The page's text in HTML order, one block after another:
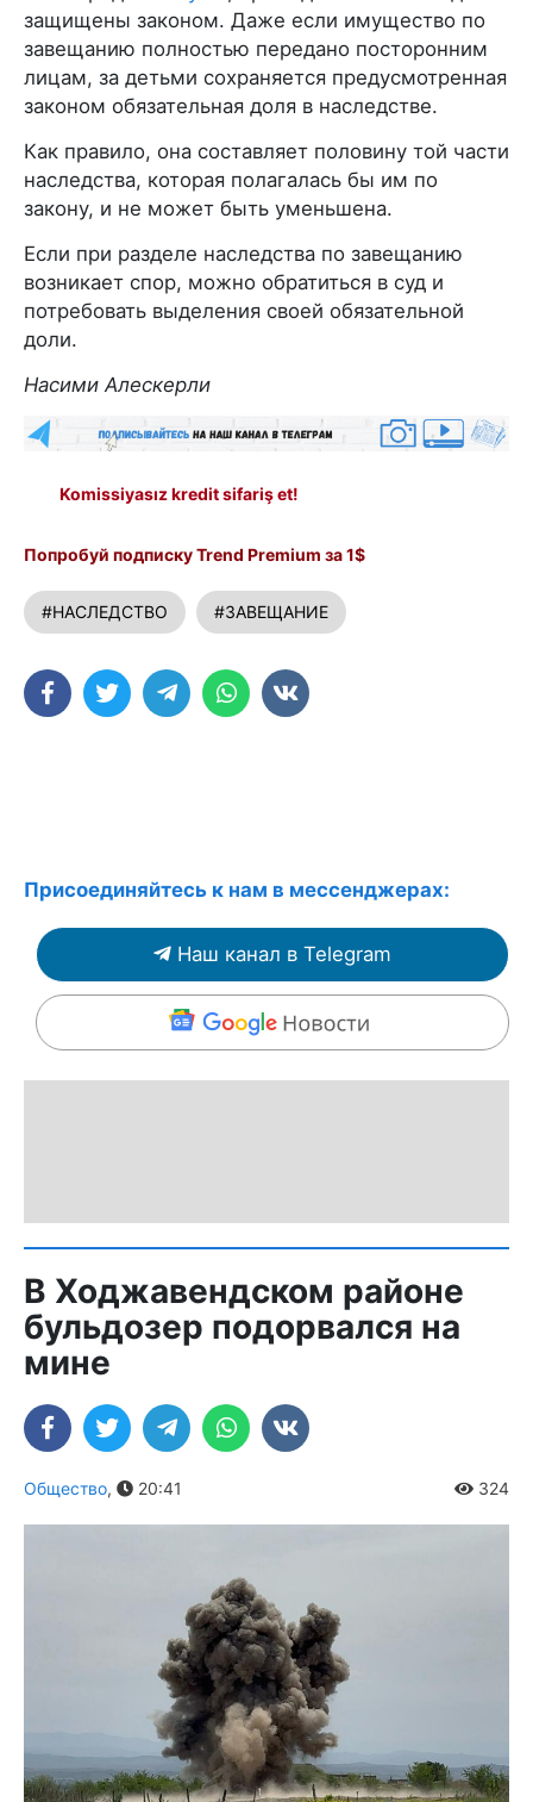
защищены законом. Даже если имущество по
завещанию полностью передано посторонним
лицам, за детьми сохраняется предусмотренная
законом обязательная доля в наследстве.
Как правило, она составляет половину той части
наследства, которая полагалась бы им по
закону, и не может быть уменьшена.
Если при разделе наследства по завещанию
возникает спор, можно обратиться в суд и
потребовать выделения своей обязательной
доли.
Насими Алескерли
Komissiyasız kredit sifariş et!
Попробуй подписку Trend Premium за 1$
#НАСЛЕДСТВО #ЗАВЕЩАНИЕ
Присоединяйтесь к нам в мессенджерах:
Наш канал в Telegram
В Ходжавендском районе
бульдозер подорвался на
мине
Общество, 20:41 324